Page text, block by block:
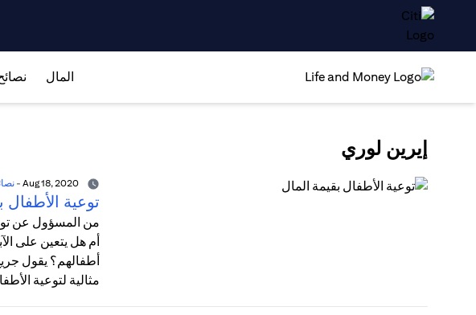
المال
إيرين لوري
-
توعية الأطفال
من المسؤول عن
أم هل يتعين على
أطفالهم؟ يقول
مثالية لتوعية